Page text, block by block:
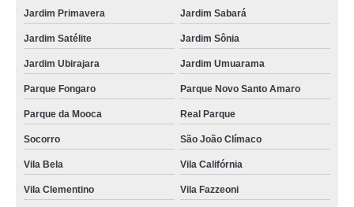
Jardim Primavera Jardim Sabará
Jardim Satélite Jardim Sônia
Jardim Ubirajara Jardim Umuarama
Parque Fongaro Parque Novo Santo Amaro
Parque da Mooca Real Parque
Socorro São João Clímaco
Vila Bela Vila Califórnia
Vila Clementino Vila Fazzeoni